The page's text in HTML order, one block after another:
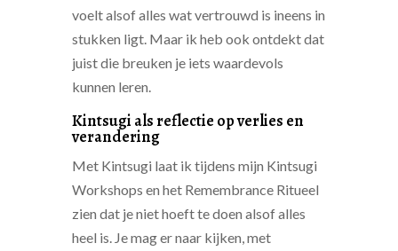
voelt alsof alles wat vertrouwd is ineens in
stukken ligt. Maar ik heb ook ontdekt dat
juist die breuken je iets waardevols
kunnen leren.
Kintsugi als reflectie op verlies en
verandering
Met Kintsugi laat ik tijdens mijn Kintsugi
Workshops en het Remembrance Ritueel
zien dat je niet hoeft te doen alsof alles
heel is. Je mag er naar kijken, met